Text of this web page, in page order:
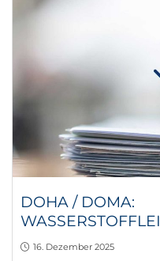
DOHA / DOMA:
16. Dezember 2025